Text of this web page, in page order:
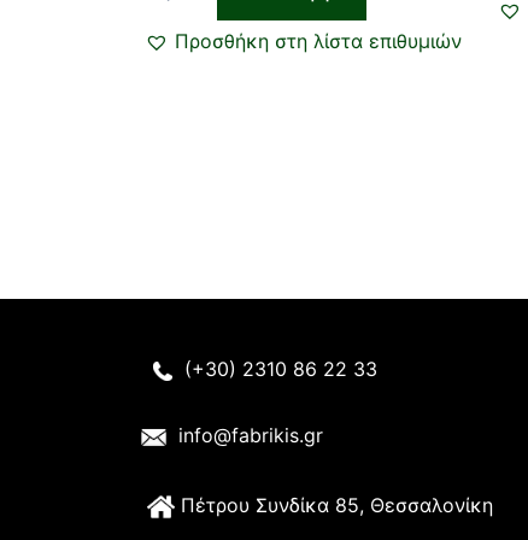
Προσθήκη στη λίστα επιθυμιών
(+30) 2310 86 22 33
info@fabrikis.gr
Πέτρου Συνδίκα 85, Θεσσαλονίκη